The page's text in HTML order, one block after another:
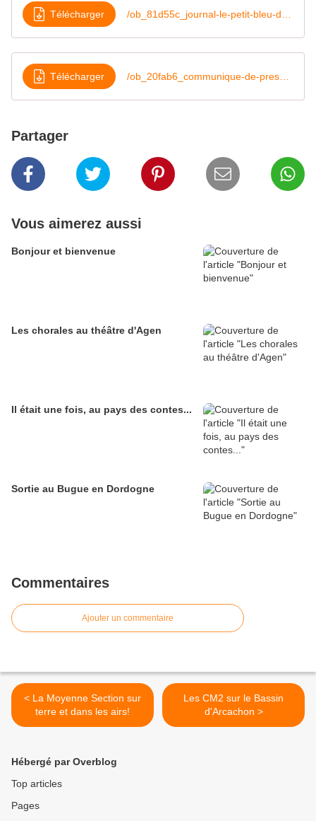
Télécharger
Télécharger
Partager
Vous aimerez aussi
Bonjour et bienvenue
Les chorales au théâtre d'Agen
Il était une fois, au pays des contes...
Sortie au Bugue en Dordogne
Commentaires
Ajouter un commentaire
< La Moyenne Section sur
terre et dans les airs!
Les CM2 sur le Bassin
d'Arcachon >
Hébergé par Overblog
Top articles
Pages